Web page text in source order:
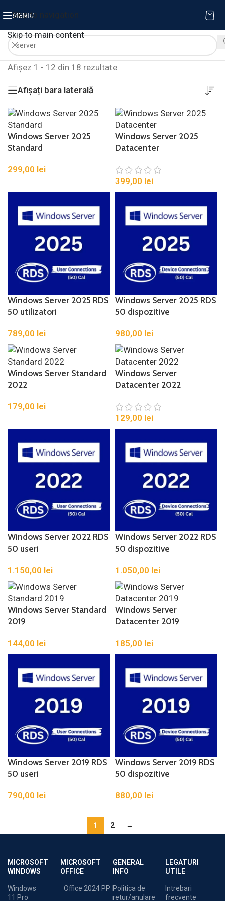
Skip to navigation
Skip to main content
MENIU
Afișez 1 - 12 din 18 rezultate
Afișați bara laterală
Windows Server 2025
Standard
299,00 lei
Windows Server 2025
Datacenter
399,00 lei
Windows Server 2025 RDS
50 utilizatori
789,00 lei
Windows Server 2025 RDS
50 dispozitive
980,00 lei
Windows Server Standard
2022
179,00 lei
Windows Server
Datacenter 2022
129,00 lei
Windows Server 2022 RDS
50 useri
1.150,00 lei
Windows Server 2022 RDS
50 dispozitive
1.050,00 lei
Windows Server Standard
2019
144,00 lei
Windows Server
Datacenter 2019
185,00 lei
Windows Server 2019 RDS
50 useri
790,00 lei
Windows Server 2019 RDS
50 dispozitive
880,00 lei
1 2 →
MICROSOFT
WINDOWS
Windows
11 Pro
MICROSOFT
OFFICE
Office 2024 PP
GENERAL
INFO
Politica de
retur/anulare
LEGATURI
UTILE
Intrebari
frecvente